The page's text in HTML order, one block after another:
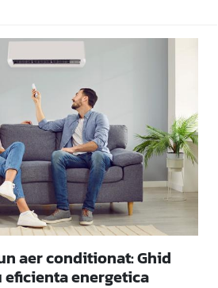
aer conditionat: Ghid
energetica